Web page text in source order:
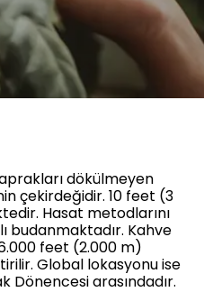
dökülmeyen
çekirdeğidir. 10 feet (3
Hasat metodlarını
budanmaktadır. Kahve
feet (2.000 m)
Global lokasyonu ise
Dönencesi arasındadır.